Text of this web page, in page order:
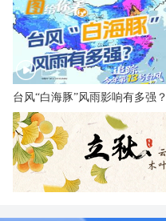
台风“白海豚”风雨影响有多强？